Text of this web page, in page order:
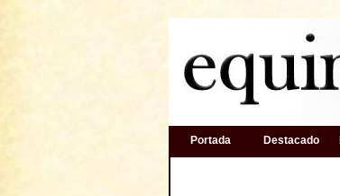
Portada Destacado